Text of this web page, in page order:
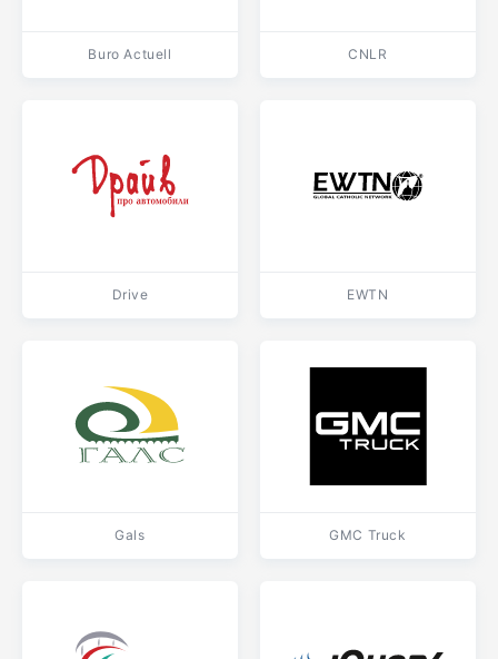
Buro Actuell CNLR
Drive EWTN
Gals GMC Truck